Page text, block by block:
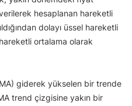
hesaplanan hareketli
dolayı üssel hareketli
ortalama olarak
giderek yükselen bir trende
trend çizgisine yakın bir